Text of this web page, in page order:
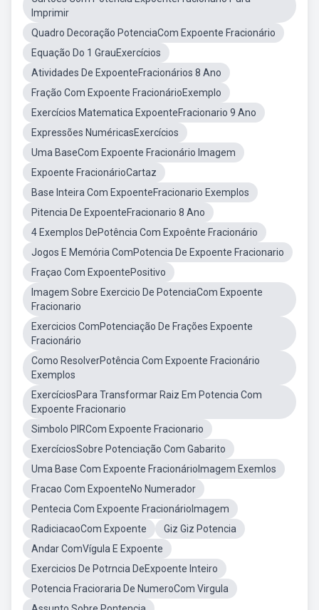
Imprimir
Quadro Decoração PotenciaCom Expoente Fracionário
Equação Do 1 GrauExercícios
Atividades De ExpoenteFracionários 8 Ano
Fração Com Expoente FracionárioExemplo
Exercícios Matematica ExpoenteFracionario 9 Ano
Expressões NuméricasExercícios
Uma BaseCom Expoente Fracionário Imagem
Expoente FracionárioCartaz
Base Inteira Com ExpoenteFracionario Exemplos
Pitencia De ExpoenteFracionario 8 Ano
4 Exemplos DePotência Com Expoênte Fracionário
Jogos E Memória ComPotencia De Expoente Fracionario
Fraçao Com ExpoentePositivo
Imagem Sobre Exercicio De PotenciaCom Expoente
Fracionario
Exercicios ComPotenciação De Frações Expoente
Fracionário
Como ResolverPotência Com Expoente Fracionário
Exemplos
ExercíciosPara Transformar Raiz Em Potencia Com
Expoente Fracionario
Simbolo PIRCom Expoente Fracionario
ExercíciosSobre Potenciação Com Gabarito
Uma Base Com Expoente FracionárioImagem Exemlos
Fracao Com ExpoenteNo Numerador
Pentecia Com Expoente FracionárioImagem
RadiciacaoCom Expoente
Giz Giz Potencia
Andar ComVígula E Expoente
Exercicios De Potrncia DeExpoente Inteiro
Potencia Fracioraria De NumeroCom Virgula